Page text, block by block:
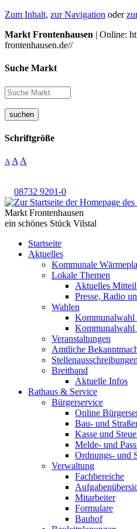
Zum Inhalt, zur Navigation oder
Markt Frontenhausen | Online:
frontenhausen.de//
Suche Markt
suchen
Schriftgröße
A A A
08732 9201-0
Markt Frontenhausen
ein schönes Stück Vilstal
Startseite
Aktuelles
Kommunale
Lokale Themen
Aktuelles
Presse, Radio
Wahlen
Kommunalwahl
Kommunalwahl
Veranstaltungen
Amtliche
Stellenausschreibungen
Breitband
Aktuelle Infos
Rathaus & Service
Bürgerservice
Online
Bau- und
Kasse und
Melde- und
Ordnungs- und
Verwaltung
Fachbereiche
Mitarbeiter
Formulare
Bauhof